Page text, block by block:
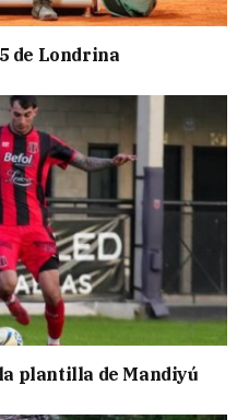
de Londrina
plantilla de Mandiyú